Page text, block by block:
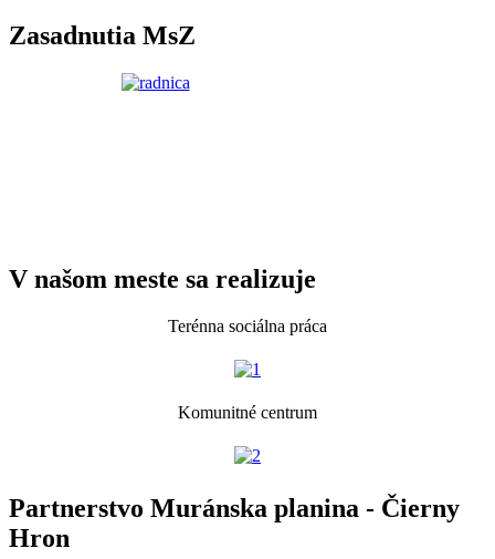
Zasadnutia MsZ
V našom meste sa realizuje
Terénna sociálna práca
Komunitné centrum
Partnerstvo Muránska planina - Čierny
Hron